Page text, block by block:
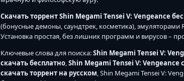
Скачать торрент Shin Megami Tensei V: Vengeance
(бонусные демоны, саундтрек, косметика), эмуляторами
Установка простая, без лишних программ и вирусов –
Ключевые слова для поиска:Shin Megami Tensei V:
скачать бесплатно,Shin Megami Tensei V: Vengeance
скачать торрент на русском, Shin Megami Tensei V: